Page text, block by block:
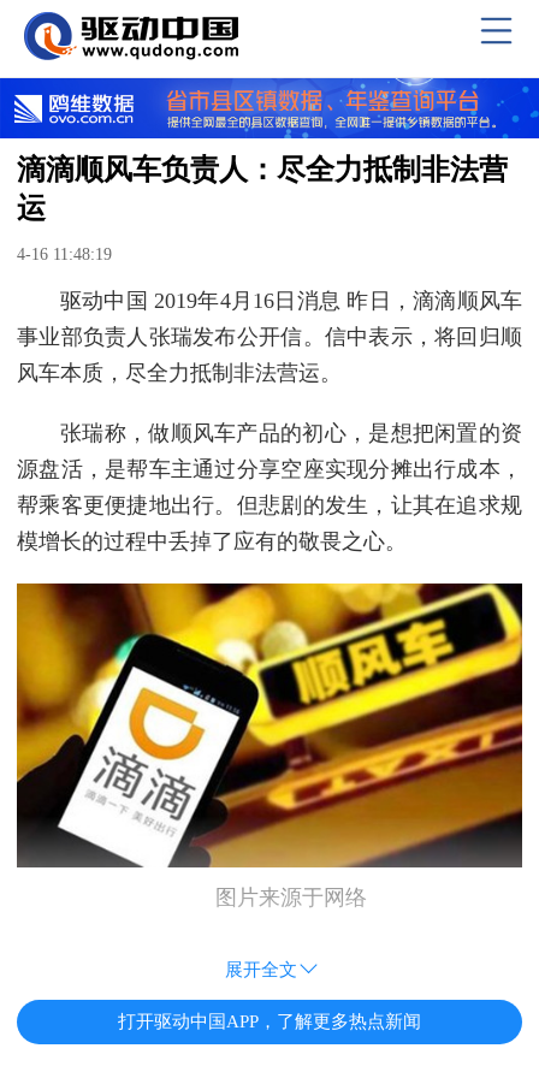
滴滴顺风车负责人：尽全力抵制非法营
运
4-16 11:48:19
驱动中国 2019年4月16日消息 昨日，滴滴顺风车
事业部负责人张瑞发布公开信。信中表示，将回归顺
风车本质，尽全力抵制非法营运。
张瑞称，做顺风车产品的初心，是想把闲置的资
源盘活，是帮车主通过分享空座实现分摊出行成本，
帮乘客更便捷地出行。但悲剧的发生，让其在追求规
模增长的过程中丢掉了应有的敬畏之心。
图片来源于网络
展开全文
打开驱动中国APP，了解更多热点新闻